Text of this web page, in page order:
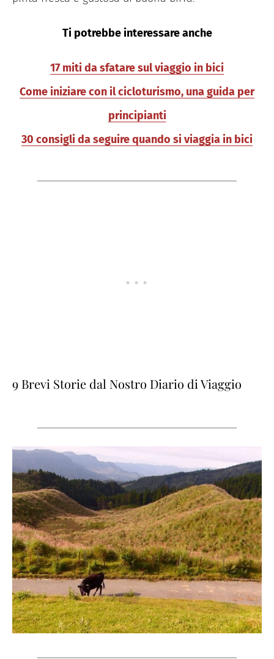
Ti potrebbe interessare anche
17 miti da sfatare sul viaggio in bici
Come iniziare con il cicloturismo, una guida per
principianti
30 consigli da seguire quando si viaggia in bici
9 Brevi Storie dal Nostro Diario di Viaggio